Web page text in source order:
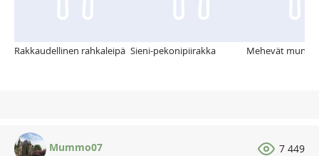
Rakkaudellinen rahkaleipä Sieni-pekonipiirakka Mehevät
Mummo07 7 449